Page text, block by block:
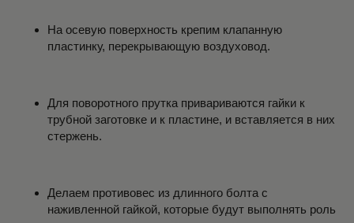
На осевую поверхность крепим клапанную
пластинку, перекрывающую воздуховод.
Для поворотного прутка привариваются гайки к
трубной заготовке и к пластине, и вставляется в них
стержень.
Делаем противовес из длинного болта с
наживленной гайкой, которые будут выполнять роль